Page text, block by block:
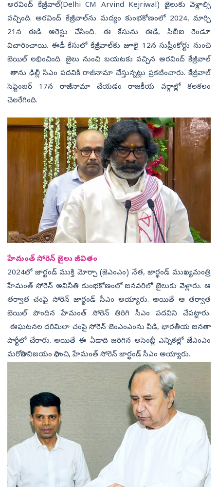
అరవింద్ కేజ్రీవాల్(Delhi CM Arvind Kejriwal) జైలుకు వెళ్లాల్సి
వచ్చింది. అరవింద్ కేజ్రీవాల్‌ను మద్యం కుంభకోణంలో 2024, మార్చి
21న ఈడీ అరెస్టు చేసింది. ఈ కేసును ఈడీ, సీబీఐ రెండూ
విచారించాయి. ఈడీ కేసులో కేజ్రీవాల్‌కు జూలై 12న సుప్రీంకోర్టు నుంచి
బెయిల్ లభించింది. జైలు నుంచి బయటకు వచ్చిన అరవింద్ కేజ్రీవాల్
తాను ఢిల్లీ సీఎం పదవికి రాజీనామా చేస్తున్నట్లు ప్రకటించారు. కేజ్రీవాల్
సెప్టెంబర్ 17న రాజీనామా చేయడం రాజకీయ వర్గాల్లో కలకలం
చెలరేగింది.
హేమంత్‌ సోరెన్‌ జైలు జీవితం
2024లో జార్ఖండ్ ముక్తి మోర్చా (జెఎంఎం) నేత, జార్ఖండ్ ముఖ్యమంత్రి
హేమంత్ సోరెన్‌ అవినీతి కుంభకోణంలో జనవరిలో జైలుకు వెళ్లారు. ఆ
తర్వాత చంపై సోరెన్ జార్ఖండ్ సీఎం అయ్యారు. అయితే ఆ తర్వాత
బెయిల్ పొందిన హేమంత్‌ సోరెన్‌ తిరిగి సీఎం పదవిని చేపట్టారు.
ఈఘటనల దరిమిలా చంపై సోరెన్ జెంఎంఎంను వీడి, భారతీయ జనతా
పార్టీలో చేరారు. అయితే ఈ ఏడాది జరిగిన అసెంబ్లీ ఎన్నికల్లో జేఎంఎం
మరోసారి విజయం సాధించి, హేమంత్ సోరెన్ జార్ఖండ్ సీఎం అయ్యారు.